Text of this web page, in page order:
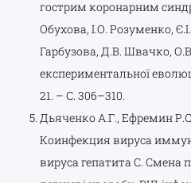
гострим коронарним
Обухова, І.О. Розуменко,
Гарбузова, Д.B. Швачко,
експериментальної
21. – С. 306–310.
Дьяченко А.Г., Ефремин
Коинфекция вируса
вируса гепатита С. Смена